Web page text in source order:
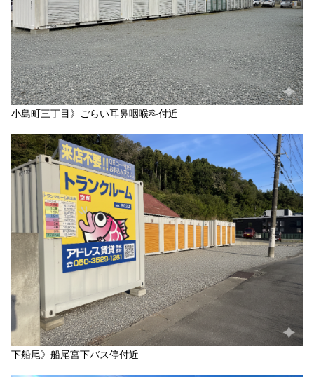
小島町三丁目》ごらい耳鼻咽喉科付近
下船尾》船尾宮下バス停付近